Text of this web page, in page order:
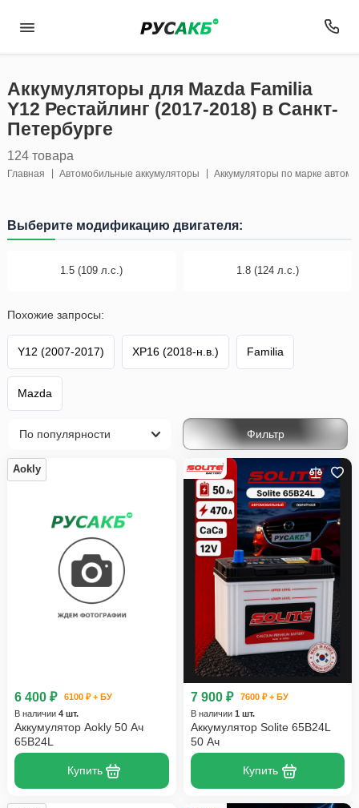
Аккумуляторы для Mazda Familia
Y12 Рестайлинг (2017-2018) в Санкт-
Петербурге
124 товара
Главная Автомобильные аккумуляторы Аккумуляторы по марке
Выберите модификацию двигателя:
1.5 (109 л.с.) 1.8 (124 л.с.)
Похожие запросы:
Y12 (2007-2017) XP16 (2018-н.в.) Familia
Mazda
Фильтр
Aokly
6 400 ₽
6100 ₽ + БУ
В наличии 4 шт.
Аккумулятор Aokly 50 Ач
65B24L
Купить
7 900 ₽
7600 ₽ + БУ
В наличии 1 шт.
Аккумулятор Solite 65B24L
50 Ач
Купить